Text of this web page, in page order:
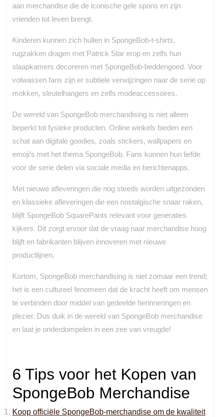
aan merchandise die de iconische gele spons en zijn
vrienden tot leven brengt.
Kinderen kunnen zich hullen in SpongeBob-t-shirts,
rugzakken dragen met Patrick Star erop en zelfs hun
slaapkamers decoreren met SpongeBob-beddengoed. Voor
volwassen fans zijn er subtiele verwijzingen naar de serie op
mokken, sleutelhangers en zelfs modeaccessoires.
De wereld van SpongeBob merchandising is niet alleen
beperkt tot fysieke producten. Online winkels bieden een
schat aan digitale goodies, zoals stickers, wallpapers en
emoji’s met het thema SpongeBob. Fans kunnen hun liefde
voor de serie delen via sociale media en berichtenapps.
Met nieuwe afleveringen die nog steeds worden uitgezonden
en klassieke afleveringen die een nostalgische snaar raken,
blijft SpongeBob SquarePants relevant voor generaties
kijkers. Dit zorgt ervoor dat de vraag naar merchandise hoog
blijft en fabrikanten blijven innoveren met nieuwe
productlijnen.
Kortom, SpongeBob merchandising is niet zomaar een trend;
het is een cultureel fenomeen dat de kracht heeft om mensen
te verbinden door middel van gedeelde herinneringen en
plezier. Dus duik in de wereld van SpongeBob merchandise
en laat je onderdompelen in een zee van vreugde!
6 Tips voor het Kopen van
SpongeBob Merchandise
Koop officiële SpongeBob-merchandise om de kwaliteit